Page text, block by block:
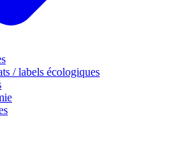
/ labels écologiques